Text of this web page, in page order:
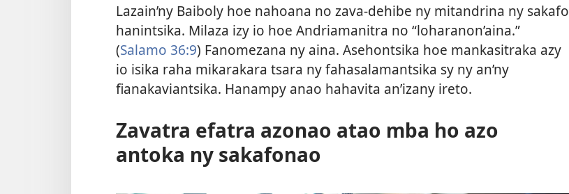
Lazain’ny Baiboly hoe nahoana no zava-dehibe ny mitandrina ny sakafo
hanintsika. Milaza izy io hoe Andriamanitra no “loharanon’aina.”
(Salamo 36:9) Fanomezana ny aina. Asehontsika hoe mankasitraka azy
io isika raha mikarakara tsara ny fahasalamantsika sy ny an’ny
fianakaviantsika. Hanampy anao hahavita an’izany ireto.
Zavatra efatra azonao atao mba ho azo
antoka ny sakafonao